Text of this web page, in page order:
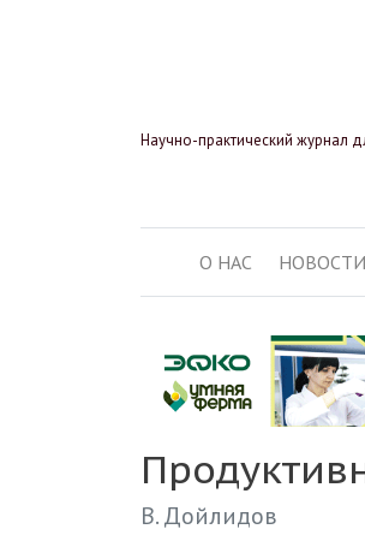
Научно-практический журнал
О НАС НОВОСТИ
В. Дойлидов